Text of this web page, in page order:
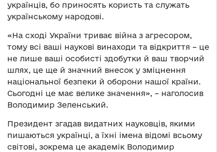
українців, бо приносять користь та служать
українському народові.
«На сході України триває війна з агресором,
тому всі ваші наукові винаходи та відкриття – це
не лише ваші особисті здобутки й ваш творчий
шлях, це ще й значний внесок у зміцнення
національної безпеки й оборони нашої країни.
Сьогодні це має велике значення», – наголосив
Володимир Зеленський.
Президент згадав видатних науковців, якими
пишаються українці, а їхні імена відомі всьому
світові, зокрема це академік Володимир